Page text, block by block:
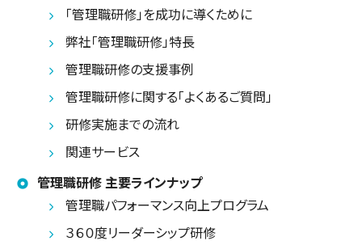
「管理職研修」を成功に導くために
弊社「管理職研修」特長
管理職研修の支援事例
管理職研修に関する「よくあるご質問」
研修実施までの流れ
関連サービス
管理職研修 主要ラインナップ
管理職パフォーマンス向上プログラム
３６０度リーダーシップ研修